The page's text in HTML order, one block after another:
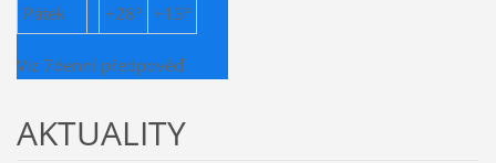
Pátek
+28° +13°
Viz 7denní předpověď
AKTUALITY